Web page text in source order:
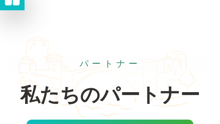
パートナー
私たちのパートナー